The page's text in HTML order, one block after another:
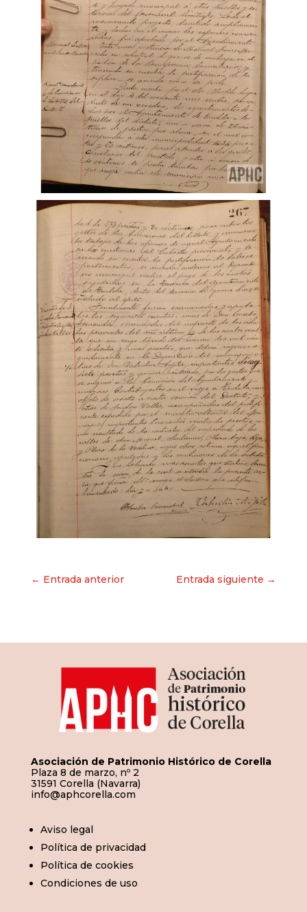
Navegación
← Entrada anterior Entrada siguiente →
Asociación de Patrimonio Histórico de Corella
Plaza 8 de marzo, nº 2
31591 Corella (Navarra)
info@aphcorella.com
Aviso legal
Política de privacidad
Política de cookies
Condiciones de uso